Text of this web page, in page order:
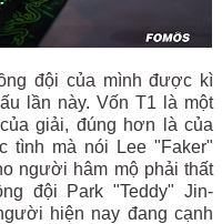
đội của mình được kì
lần này. Vốn T1 là một
giải, đúng hơn là của
tình mà nói Lee "Faker"
người hâm mộ phải thất
đội Park "Teddy" Jin-
hiện nay đang cạnh